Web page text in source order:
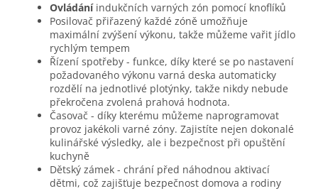
Ovládáníindukčních varných zón pomocí knoflíků
Posilovač přiřazený každé zóně umožňuje
maximální zvýšení výkonu, takže můžeme vařit jídlo
rychlým tempem
Řízení spotřeby - funkce, díky které se po nastavení
požadovaného výkonu varná deska automaticky
rozdělí na jednotlivé plotýnky, takže nikdy nebude
překročena zvolená prahová hodnota.
Časovač - díky kterému můžeme naprogramovat
provoz jakékoli varné zóny. Zajistíte nejen dokonalé
kulinářské výsledky, ale i bezpečnost při opuštění
kuchyně
Dětský zámek - chrání před náhodnou aktivací
dětmi, což zajišťuje bezpečnost domova a rodiny